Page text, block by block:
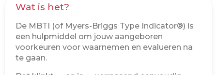
Wat is het?
De MBTI (of Myers-Briggs Type Indicator®) is
een hulpmiddel om jouw aangeboren
voorkeuren voor waarnemen en evalueren na
te gaan.